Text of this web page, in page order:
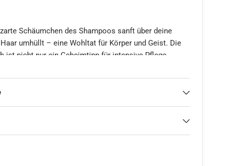
Schäumchen des Shampoos sanft über deine
umhüllt – eine Wohltat für Körper und Geist. Die
ist nicht nur ein Geheimtipp für intensive Pflege,
für unsere Liebe zur Natur und zu hochwertigen
Parabenen und Silikonen ist unser Shampoo eine
die Wert auf Reinheit und Natürlichkeit legen. Du
an erster Stelle stehen.
aus feuchtigkeitsspendender Schafmilch und einer